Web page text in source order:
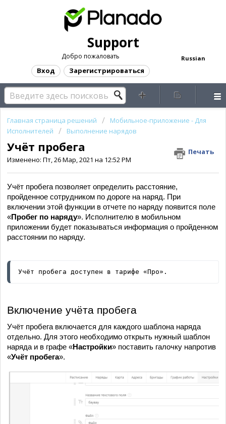
Support
Russian
Добро пожаловать
Вход Зарегистрироваться
Главная страница решений
Мобильное-приложение - Для
Исполнителей
Выполнение нарядов
Учёт пробега
Печать
Изменено: Пт, 26 Мар, 2021 на 12:52 PM
Учёт пробега позволяет определить расстояние,
пройденное сотрудником по дороге на наряд. При
включении этой функции в отчете по наряду появится поле
«Пробег по наряду». Исполнителю в мобильном
приложении будет показываться информация о пройденном
расстоянии по наряду.
Учёт пробега доступен в тарифе «Про».
Включение учёта пробега
Учёт пробега включается для каждого шаблона наряда
отдельно. Для этого необходимо открыть нужный шаблон
наряда и в графе «Настройки» поставить галочку напротив
«Учёт пробега».